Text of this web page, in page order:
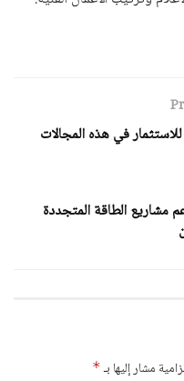
الطاقة المتجددة
مشار إليها بـ*